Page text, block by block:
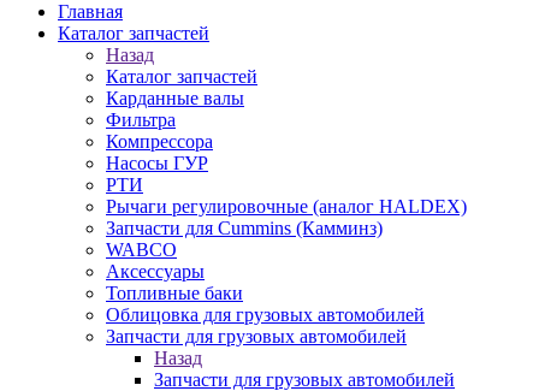
Главная
Каталог запчастей
Назад
Каталог запчастей
Карданные валы
Фильтра
Компрессора
Насосы ГУР
РТИ
Рычаги регулировочные (аналог HALDEX)
Запчасти для Cummins (Камминз)
WABCO
Аксессуары
Топливные баки
Облицовка для грузовых автомобилей
Запчасти для грузовых автомобилей
Назад
Запчасти для грузовых автомобилей